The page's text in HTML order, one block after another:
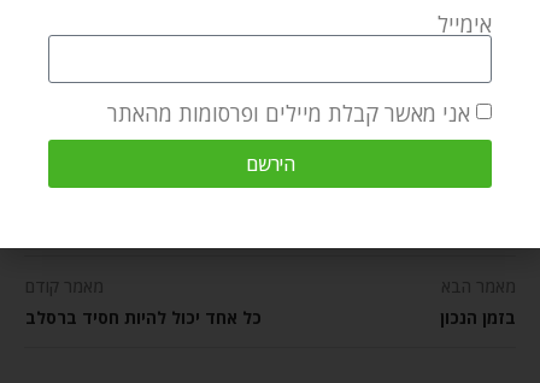
their own spiritual potential
through the meaningful teachings
of Breslov Chassidut.
מאמר הבא
בזמן הנכון
מאמר קודם
כל אחד יכול להיות חסיד ברסלב
אימייל
אני מאשר קבלת מיילים ופרסומות מהאתר
הירשם